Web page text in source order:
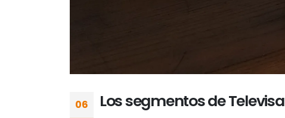
06 Los segmentos de Televisa